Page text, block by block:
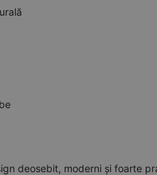
deosebit, moderni și foarte